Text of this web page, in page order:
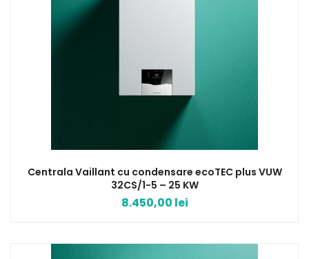
Centrala Vaillant cu condensare ecoTEC plus VUW
32CS/1-5 – 25 KW
8.450,00 lei